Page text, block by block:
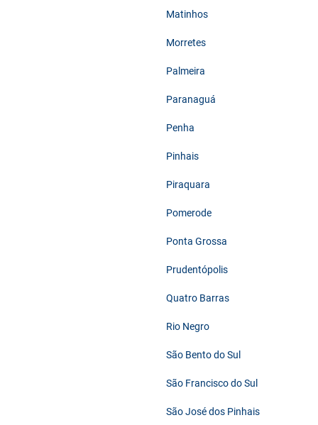
Matinhos
Morretes
Palmeira
Paranaguá
Penha
Pinhais
Piraquara
Pomerode
Ponta Grossa
Prudentópolis
Quatro Barras
Rio Negro
São Bento do Sul
São Francisco do Sul
São José dos Pinhais